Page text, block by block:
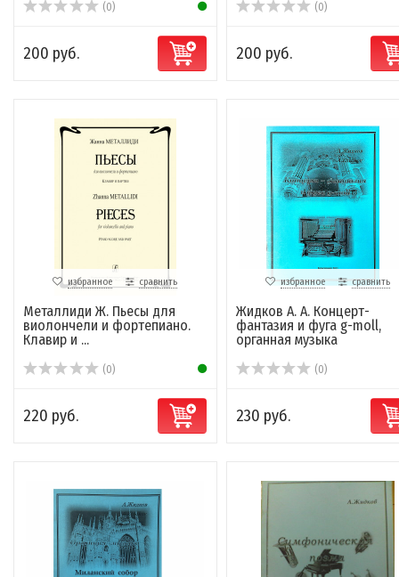
(0)
200 руб.
(0)
200 руб.
избранное сравнить
Металлиди Ж. Пьесы для
виолончели и фортепиано.
Клавир и ...
(0)
220 руб.
избранное сравнить
Жидков А. А. Концерт-
фантазия и фуга g-moll,
органная музыка
(0)
230 руб.